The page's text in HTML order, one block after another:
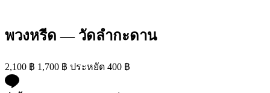
พวงหรีด — วัดลำกะดาน
2,100 ฿ 1,700 ฿ ประหยัด 400 ฿